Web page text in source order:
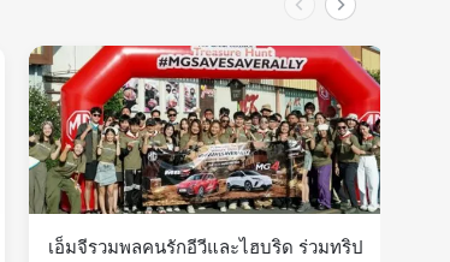
เอ็มจีรวมพลคนรักอีวีและไฮบริด ร่วมทริป